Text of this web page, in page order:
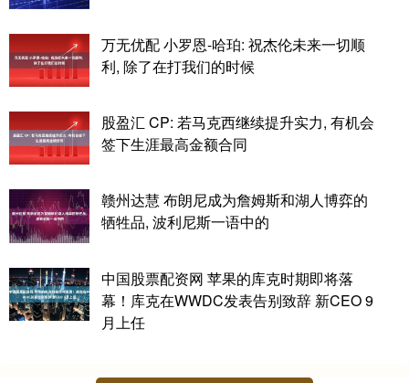
万无优配 小罗恩-哈珀: 祝杰伦未来一切顺
利, 除了在打我们的时候
股盈汇 CP: 若马克西继续提升实力, 有机会
签下生涯最高金额合同
赣州达慧 布朗尼成为詹姆斯和湖人博弈的
牺牲品, 波利尼斯一语中的
中国股票配资网 苹果的库克时期即将落
幕！库克在WWDC发表告别致辞 新CEO 9
月上任